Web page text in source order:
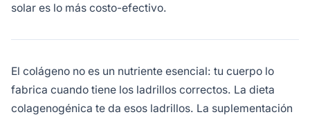
solar es lo más costo-efectivo.
El colágeno no es un nutriente esencial: tu cuerpo lo
fabrica cuando tiene los ladrillos correctos. La dieta
colagenogénica te da esos ladrillos. La suplementación